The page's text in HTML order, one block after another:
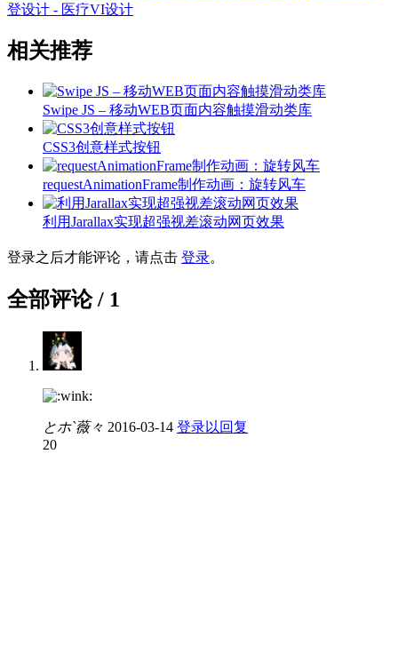
登设计 - 医疗VI设计
相关推荐
Swipe JS – 移动WEB页面内容触摸滑动类库
CSS3创意样式按钮
requestAnimationFrame制作动画：旋转风车
利用Jarallax实现超强视差滚动网页效果
登录之后才能评论，请点击 登录。
全部评论 / 1
とホ`薇々 2016-03-14 登录以回复
20